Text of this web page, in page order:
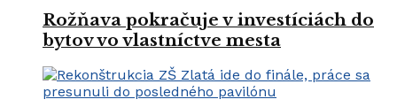
Rožňava pokračuje v investíciách do
bytov vo vlastníctve mesta